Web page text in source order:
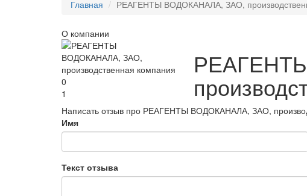
Главная РЕАГЕНТЫ ВОДОКАНАЛА, ЗАО,
О компании
0
1
Написать отзыв про РЕАГЕНТЫ ВОДОКАНАЛА, ЗАО,
Имя
Текст отзыва